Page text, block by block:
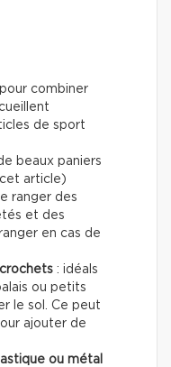
combiner
de sport
beaux paniers
article)
ranger des
et des
en cas de
: idéals
ou petits
le sol. Ce peut
ajouter de
ou métal